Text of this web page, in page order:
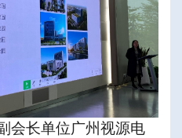
会长单位广州视源电